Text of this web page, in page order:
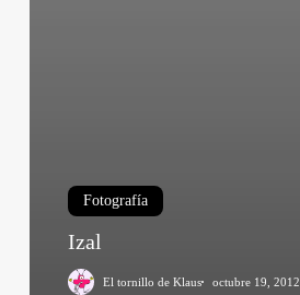
Fotografía
Izal
El tornillo de Klaus octubre 19, 2012